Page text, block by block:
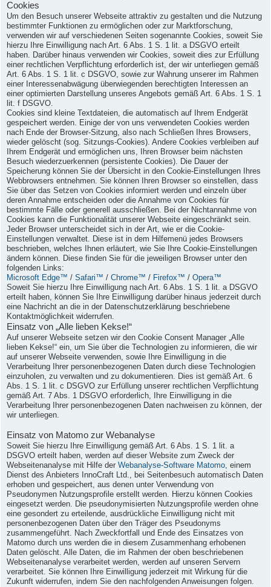
Cookies
Um den Besuch unserer Webseite attraktiv zu gestalten und die Nutzung
bestimmter Funktionen zu ermöglichen oder zur Marktforschung,
verwenden wir auf verschiedenen Seiten sogenannte Cookies, soweit Sie
hierzu Ihre Einwilligung nach Art. 6 Abs. 1 S. 1 lit. a DSGVO erteilt
haben. Darüber hinaus verwenden wir Cookies, soweit dies zur Erfüllung
einer rechtlichen Verpflichtung erforderlich ist, der wir unterliegen gemäß
Art. 6 Abs. 1 S. 1 lit. c DSGVO, sowie zur Wahrung unserer im Rahmen
einer Interessenabwägung überwiegenden berechtigten Interessen an
einer optimierten Darstellung unseres Angebots gemäß Art. 6 Abs. 1 S. 1
lit. f DSGVO.
Cookies sind kleine Textdateien, die automatisch auf Ihrem Endgerät
gespeichert werden. Einige der von uns verwendeten Cookies werden
nach Ende der Browser-Sitzung, also nach Schließen Ihres Browsers,
wieder gelöscht (sog. Sitzungs-Cookies). Andere Cookies verbleiben auf
Ihrem Endgerät und ermöglichen uns, Ihren Browser beim nächsten
Besuch wiederzuerkennen (persistente Cookies). Die Dauer der
Speicherung können Sie der Übersicht in den Cookie-Einstellungen Ihres
Webbrowsers entnehmen. Sie können Ihren Browser so einstellen, dass
Sie über das Setzen von Cookies informiert werden und einzeln über
deren Annahme entscheiden oder die Annahme von Cookies für
bestimmte Fälle oder generell ausschließen. Bei der Nichtannahme von
Cookies kann die Funktionalität unserer Webseite eingeschränkt sein.
Jeder Browser unterscheidet sich in der Art, wie er die Cookie-
Einstellungen verwaltet. Diese ist in dem Hilfemenü jedes Browsers
beschrieben, welches Ihnen erläutert, wie Sie Ihre Cookie-Einstellungen
ändern können. Diese finden Sie für die jeweiligen Browser unter den
folgenden Links:
Microsoft Edge™ / Safari™ / Chrome™ / Firefox™ / Opera™
Soweit Sie hierzu Ihre Einwilligung nach Art. 6 Abs. 1 S. 1 lit. a DSGVO
erteilt haben, können Sie Ihre Einwilligung darüber hinaus jederzeit durch
eine Nachricht an die in der Datenschutzerklärung beschriebene
Kontaktmöglichkeit widerrufen.
Einsatz von „Alle lieben Kekse!“
Auf unserer Webseite setzen wir den Cookie Consent Manager „Alle
lieben Kekse!“ ein, um Sie über die Technologien zu informieren, die wir
auf unserer Webseite verwenden, sowie Ihre Einwilligung in die
Verarbeitung Ihrer personenbezogenen Daten durch diese Technologien
einzuholen, zu verwalten und zu dokumentieren. Dies ist gemäß Art. 6
Abs. 1 S. 1 lit. c DSGVO zur Erfüllung unserer rechtlichen Verpflichtung
gemäß Art. 7 Abs. 1 DSGVO erforderlich, Ihre Einwilligung in die
Verarbeitung Ihrer personenbezogenen Daten nachweisen zu können, der
wir unterliegen.
Einsatz von Matomo zur Webanalyse
Soweit Sie hierzu Ihre Einwilligung gemäß Art. 6 Abs. 1 S. 1 lit. a
DSGVO erteilt haben, werden auf dieser Website zum Zweck der
Webseitenanalyse mit Hilfe der Webanalyse-Software Matomo, einem
Dienst des Anbieters InnoCraft Ltd., bei Seitenbesuch automatisch Daten
erhoben und gespeichert, aus denen unter Verwendung von
Pseudonymen Nutzungsprofile erstellt werden. Hierzu können Cookies
eingesetzt werden. Die pseudonymisierten Nutzungsprofile werden ohne
eine gesondert zu erteilende, ausdrückliche Einwilligung nicht mit
personenbezogenen Daten über den Träger des Pseudonyms
zusammengeführt. Nach Zweckfortfall und Ende des Einsatzes von
Matomo durch uns werden die in diesem Zusammenhang erhobenen
Daten gelöscht. Alle Daten, die im Rahmen der oben beschriebenen
Webseitenanalyse verarbeitet werden, werden auf unseren Servern
verarbeitet. Sie können Ihre Einwilligung jederzeit mit Wirkung für die
Zukunft widerrufen, indem Sie den nachfolgenden Anweisungen folgen.